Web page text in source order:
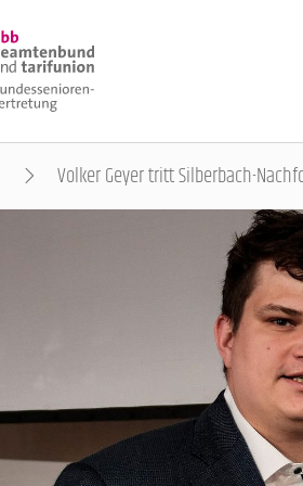
Volker Geyer tritt Silberbach-